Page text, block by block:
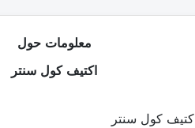
معلومات حول
اكتيف كول سنتر
اكتيف كول سنتر